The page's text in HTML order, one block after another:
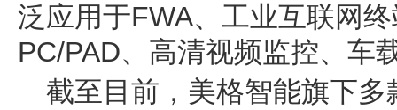
泛应用于FWA、工业互联网
PC/PAD、高清视频监控、车
截至目前，美格智能旗下多